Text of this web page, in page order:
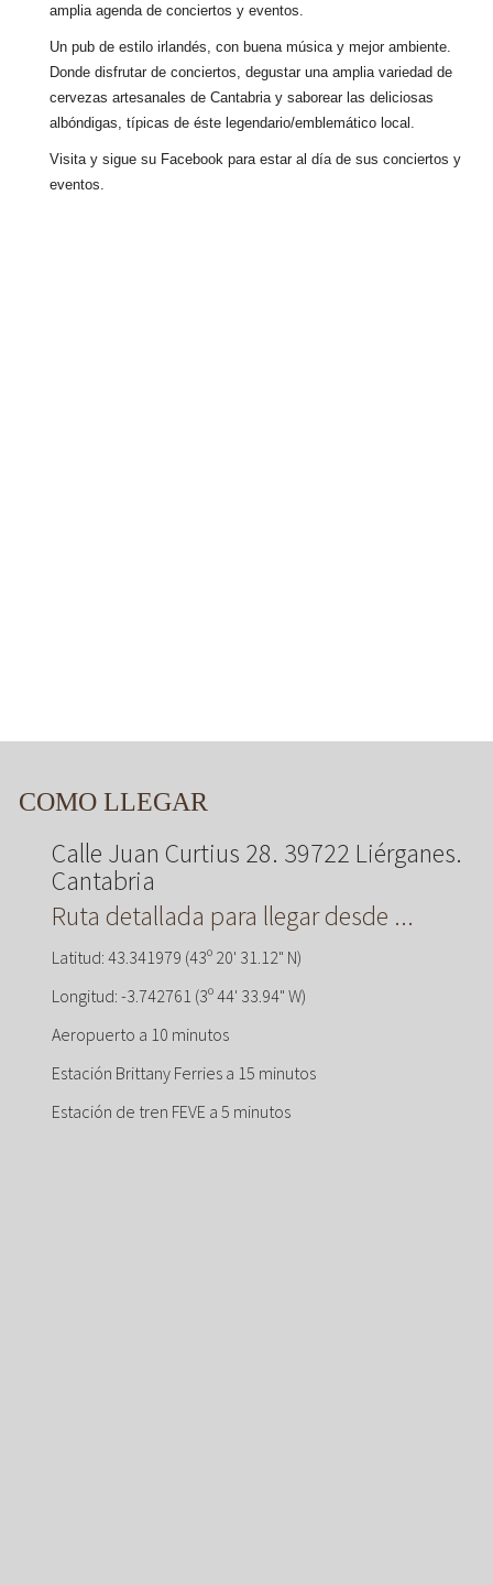
amplia agenda de conciertos y eventos.
Un pub de estilo irlandés, con buena música y mejor ambiente.
Donde disfrutar de conciertos, degustar una amplia variedad de
cervezas artesanales de Cantabria y saborear las deliciosas
albóndigas, típicas de éste legendario/emblemático local.
Visita y sigue su Facebook para estar al día de sus conciertos y
eventos.
COMO LLEGAR
Calle Juan Curtius 28. 39722 Liérganes.
Cantabria
Ruta detallada para llegar desde ...
Latitud: 43.341979 (43º 20' 31.12" N)
Longitud: -3.742761 (3º 44' 33.94" W)
Aeropuerto a 10 minutos
Estación Brittany Ferries a 15 minutos
Estación de tren FEVE a 5 minutos